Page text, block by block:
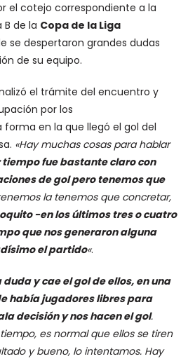
el cotejo correspondiente a la
de la Copa de la Liga
se despertaron grandes dudas
de su equipo.
el trámite del encuentro y
por los
forma en la que llegó el gol del
«Hay muchas cosas para hablar
fue bastante claro con
de gol pero tenemos que
la tenemos que concretar,
-en los últimos tres o cuatro
que nos generaron alguna
el partido«.
y cae el gol de ellos, en una
había jugadores libres para
decisión y nos hacen el gol.
es normal que ellos se tiren
y bueno, lo intentamos. Hay